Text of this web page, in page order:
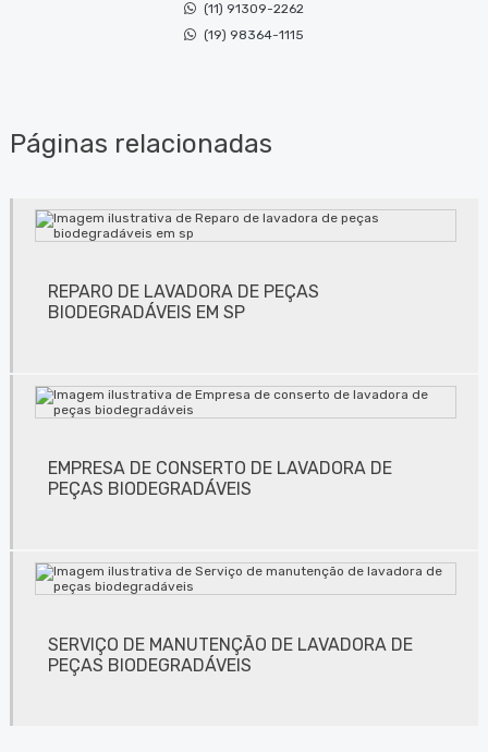
Conserto de lavadora de anilox em são paulo
Conserto de lavadora de cilindros em jundiaí
Conserto de lavadora de cilindros em sp
Conserto de lavadora de clichês em jundiaí
Conserto de lavadora de clichês em sp
Conserto de sugador de refiles em sp
(11) 91309-2262
(19) 98364-1115
Páginas relacionadas
REPARO DE LAVADORA DE PEÇAS
BIODEGRADÁVEIS EM SP
EMPRESA DE CONSERTO DE LAVADORA DE
PEÇAS BIODEGRADÁVEIS
SERVIÇO DE MANUTENÇÃO DE LAVADORA DE
PEÇAS BIODEGRADÁVEIS